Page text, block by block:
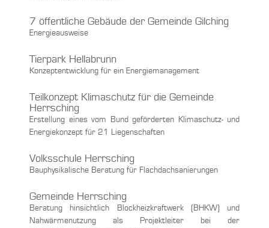
7 öffentliche Gebäude der Gemeinde Gilching
Energieausweise
Tierpark Hellabrunn
Konzeptentwicklung für ein Energiemanagement
Teilkonzept Klimaschutz für die Gemeinde
Herrsching
Erstellung eines vom Bund geförderten Klimaschutz- und
Energiekonzept für 21 Liegenschaften
Volksschule Herrsching
Bauphysikalische Beratung für Flachdachsanierungen
Gemeinde Herrsching
Beratung hinsichtlich Blockheizkraftwerk (BHKW) und
Nahwärmenutzung als Projektleiter bei der